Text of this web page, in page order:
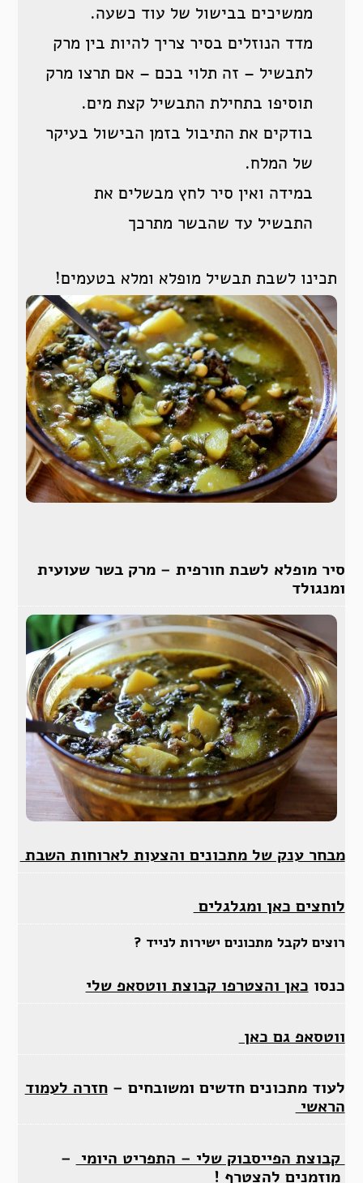
ממשיכים בבישול של עוד כשעה.
מדד הנוזלים בסיר צריך להיות בין מרק
לתבשיל – זה תלוי בכם – אם תרצו מרק
תוסיפו בתחילת התבשיל קצת מים.
בודקים את התיבול בזמן הבישול בעיקר
של המלח.
במידה ואין סיר לחץ מבשלים את
התבשיל עד שהבשר מתרכך
תכינו לשבת תבשיל מופלא ומלא בטעמים!
סיר מופלא לשבת חורפית – מרק בשר שעועית
ומנגולד
מבחר ענק של מתכונים והצעות לארוחות השבת
לוחצים כאן ומגלגלים
רוצים לקבל מתכונים ישירות לנייד ?
כנסו כאן והצטרפו קבוצת ווטסאפ שלי
ווטסאפ גם כאן
לעוד מתכונים חדשים ומשובחים –חזרה לעמוד
הראשי
קבוצת הפייסבוק שלי – התפריט היומי –
מוזמנים להצטרף !